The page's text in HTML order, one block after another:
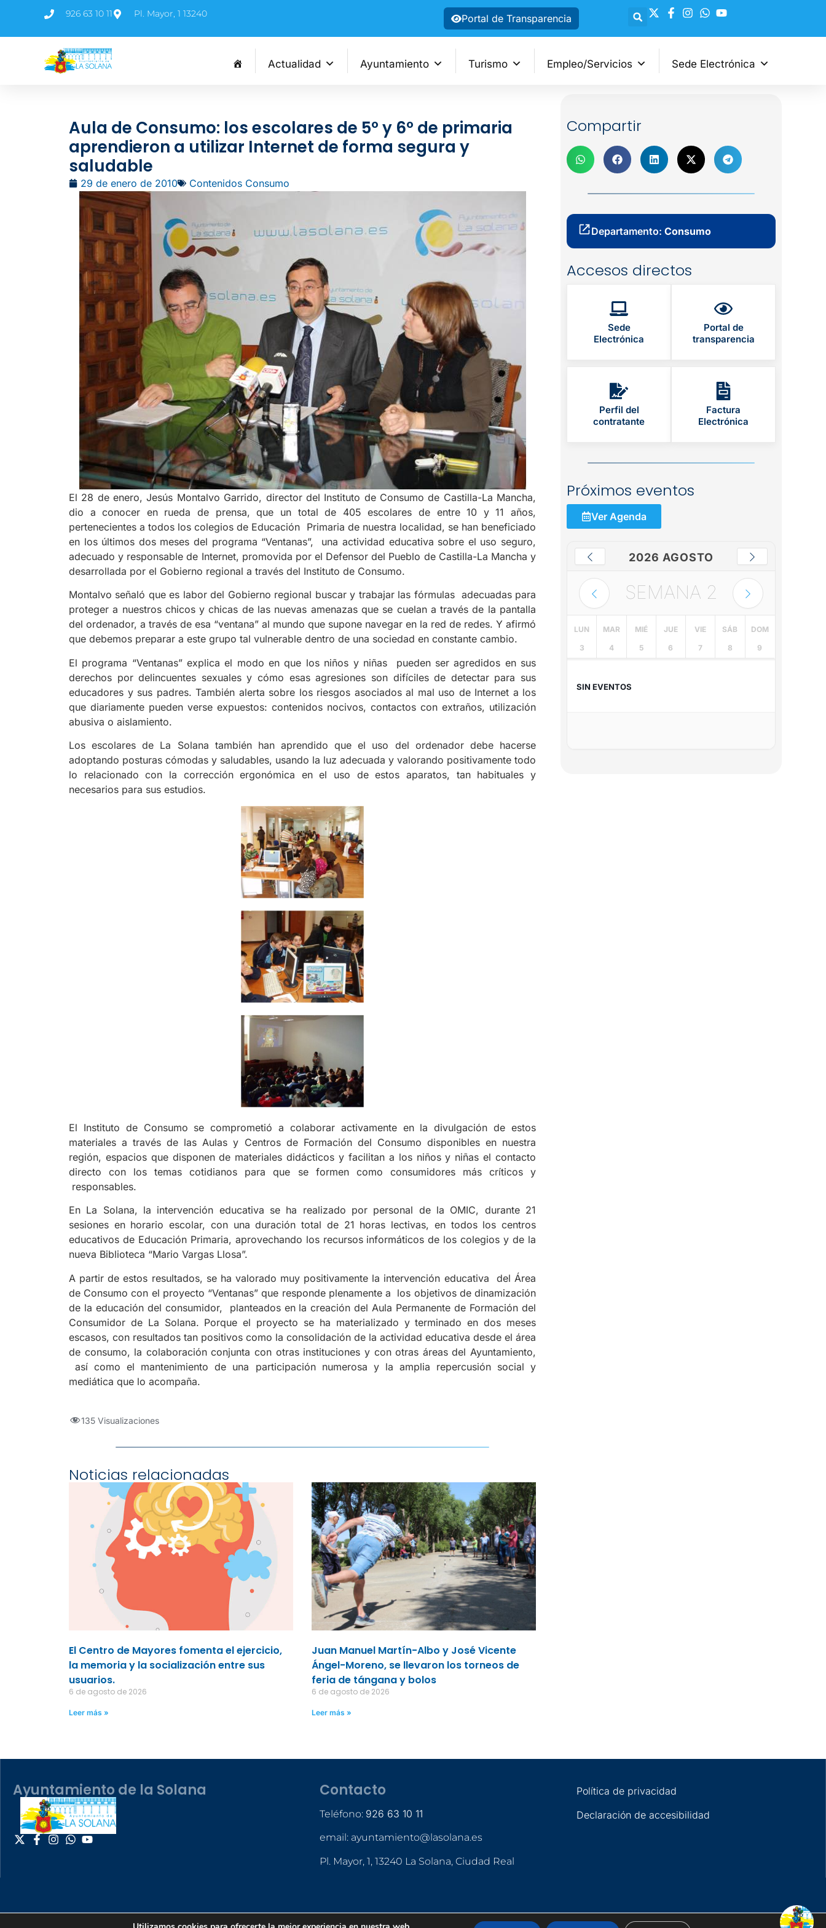
926 63 10 11 Pl. Mayor, 1 13240 Portal de Transparencia
Actualidad Ayuntamiento Turismo Empleo/Servicios Sede Electrónica
Aula de Consumo: los escolares de 5º y 6º de primaria
aprendieron a utilizar Internet de forma segura y
saludable
29 de enero de 2010 Contenidos Consumo
El 28 de enero, Jesús Montalvo Garrido, director del Instituto de Consumo de Castilla-La Mancha,
dio a conocer en rueda de prensa, que un total de 405 escolares de entre 10 y 11 años,
pertenecientes a todos los colegios de Educación Primaria de nuestra localidad, se han beneficiado
en los últimos dos meses del programa “Ventanas”, una actividad educativa sobre el uso seguro,
adecuado y responsable de Internet, promovida por el Defensor del Pueblo de Castilla-La Mancha y
desarrollada por el Gobierno regional a través del Instituto de Consumo.
Montalvo señaló que es labor del Gobierno regional buscar y trabajar las fórmulas adecuadas para
proteger a nuestros chicos y chicas de las nuevas amenazas que se cuelan a través de la pantalla
del ordenador, a través de esa “ventana” al mundo que supone navegar en la red de redes. Y afirmó
que debemos preparar a este grupo tal vulnerable dentro de una sociedad en constante cambio.
El programa “Ventanas” explica el modo en que los niños y niñas pueden ser agredidos en sus
derechos por delincuentes sexuales y cómo esas agresiones son difíciles de detectar para sus
educadores y sus padres. También alerta sobre los riesgos asociados al mal uso de Internet a los
que diariamente pueden verse expuestos: contenidos nocivos, contactos con extraños, utilización
abusiva o aislamiento.
Los escolares de La Solana también han aprendido que el uso del ordenador debe hacerse
adoptando posturas cómodas y saludables, usando la luz adecuada y valorando positivamente todo
lo relacionado con la corrección ergonómica en el uso de estos aparatos, tan habituales y
necesarios para sus estudios.
El Instituto de Consumo se comprometió a colaborar activamente en la divulgación de estos
materiales a través de las Aulas y Centros de Formación del Consumo disponibles en nuestra
región, espacios que disponen de materiales didácticos y facilitan a los niños y niñas el contacto
directo con los temas cotidianos para que se formen como consumidores más críticos y
responsables.
En La Solana, la intervención educativa se ha realizado por personal de la OMIC, durante 21
sesiones en horario escolar, con una duración total de 21 horas lectivas, en todos los centros
educativos de Educación Primaria, aprovechando los recursos informáticos de los colegios y de la
nueva Biblioteca “Mario Vargas Llosa”.
A partir de estos resultados, se ha valorado muy positivamente la intervención educativa del Área
de Consumo con el proyecto “Ventanas” que responde plenamente a los objetivos de dinamización
de la educación del consumidor, planteados en la creación del Aula Permanente de Formación del
Consumidor de La Solana. Porque el proyecto se ha materializado y terminado en dos meses
escasos, con resultados tan positivos como la consolidación de la actividad educativa desde el área
de consumo, la colaboración conjunta con otras instituciones y con otras áreas del Ayuntamiento,
así como el mantenimiento de una participación numerosa y la amplia repercusión social y
mediática que lo acompaña.
135 Visualizaciones
Noticias relacionadas
El Centro de Mayores fomenta el ejercicio,
la memoria y la socialización entre sus
usuarios.
6 de agosto de 2026
Leer más »
Juan Manuel Martín-Albo y José Vicente
Ángel-Moreno, se llevaron los torneos de
feria de tángana y bolos
6 de agosto de 2026
Leer más »
Compartir
Departamento: Consumo
Accesos directos
Sede
Electrónica
Portal de
transparencia
Perfil del
contratante
Factura
Electrónica
Próximos eventos
Ver Agenda
2026 AGOSTO
SEMANA 2
LUN
3
MAR
4
MIÉ
5
JUE
6
VIE
7
SÁB
8
DOM
9
SIN EVENTOS
Ayuntamiento de la Solana Contacto
Teléfono: 926 63 10 11
email: ayuntamiento@lasolana.es
Pl. Mayor, 1, 13240 La Solana, Ciudad Real
Política de privacidad
Declaración de accesibilidad